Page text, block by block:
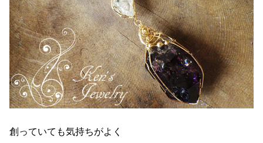
創っていても気持ちがよく